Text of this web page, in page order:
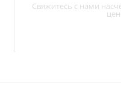
Свяжитесь с нами